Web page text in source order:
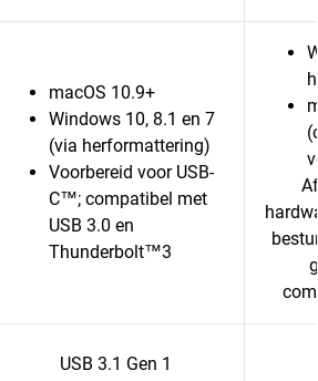
macOS 10.9+
Windows 10, 8.1 en 7
(via herformattering)
Voorbereid voor USB-
C™; compatibel met
USB 3.0 en
Thunderbolt™3
USB 3.1 Gen 1